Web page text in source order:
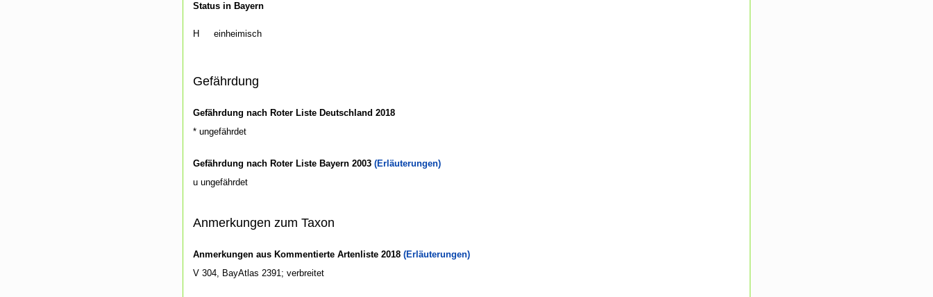
Status in Bayern
H einheimisch
Gefährdung
Gefährdung nach Roter Liste Deutschland 2018
* ungefährdet
Gefährdung nach Roter Liste Bayern 2003 (Erläuterungen)
u ungefährdet
Anmerkungen zum Taxon
Anmerkungen aus Kommentierte Artenliste 2018 (Erläuterungen)
V 304, BayAtlas 2391; verbreitet